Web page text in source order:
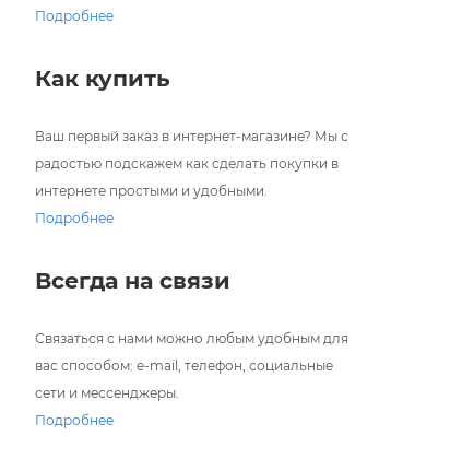
Подробнее
Как купить
Ваш первый заказ в интернет-магазине? Мы с
радостью подскажем как сделать покупки в
интернете простыми и удобными.
Подробнее
Всегда на связи
Связаться с нами можно любым удобным для
вас способом: e-mail, телефон, социальные
сети и мессенджеры.
Подробнее